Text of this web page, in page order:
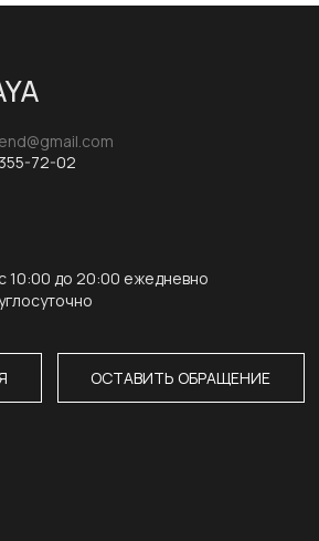
72-02
ОСТАВИТЬ ОБРАЩЕНИЕ
10:00 до 20:00 ежедневно